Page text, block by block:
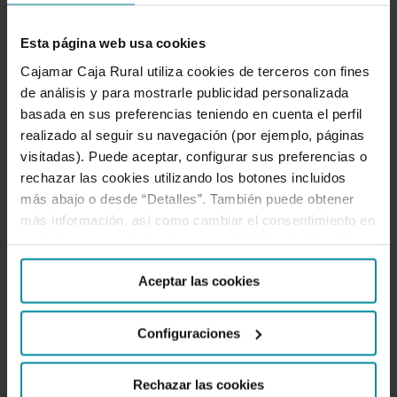
Esta página web usa cookies
Cajamar Caja Rural utiliza cookies de terceros con fines
de análisis y para mostrarle publicidad personalizada
basada en sus preferencias teniendo en cuenta el perfil
realizado al seguir su navegación (por ejemplo, páginas
visitadas). Puede aceptar, configurar sus preferencias o
rechazar las cookies utilizando los botones incluidos
más abajo o desde “Detalles”. También puede obtener
más información, así como cambiar el consentimiento en
Aceptar las cookies
Configuraciones
Rechazar las cookies
en
la
modernización
de
los
regadíos
aragoneses
Cajamar y la Comunidad
de Regantes
Montesnegros
colaborarán en la
modernización de los
regadíos aragoneses
Empresarios agropecuarios y expertos
debatirán en el estand de la entidad en
FIGAN sobre los retos del sector, con la
sostenibilidad como horizonte de
oportunidades. El presidente de
Cajamar, Eduardo Baamonde; el